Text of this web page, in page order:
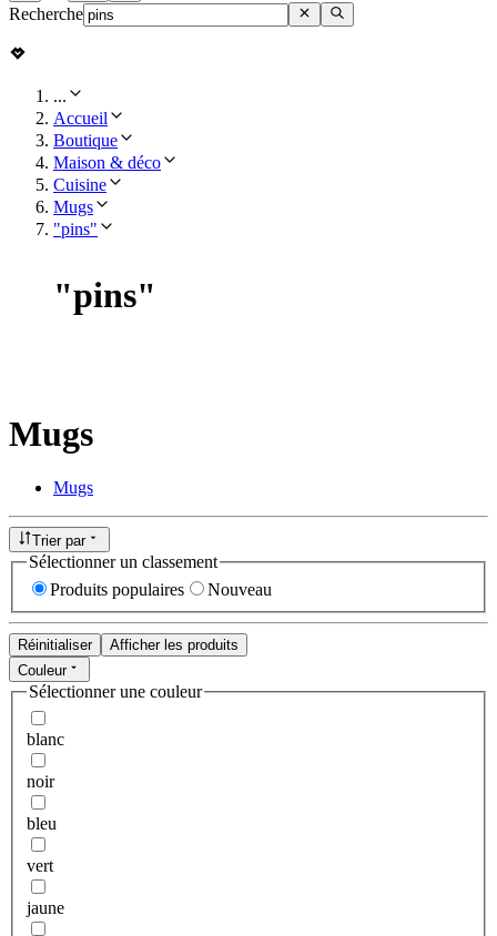
Recherche
...
Accueil
Boutique
Maison & déco
Cuisine
Mugs
"pins"
"pins"
Mugs
Mugs
Trier par
Sélectionner un classement
Produits populaires
Nouveau
Réinitialiser
Afficher les produits
Couleur
Sélectionner une couleur
blanc
noir
bleu
vert
jaune